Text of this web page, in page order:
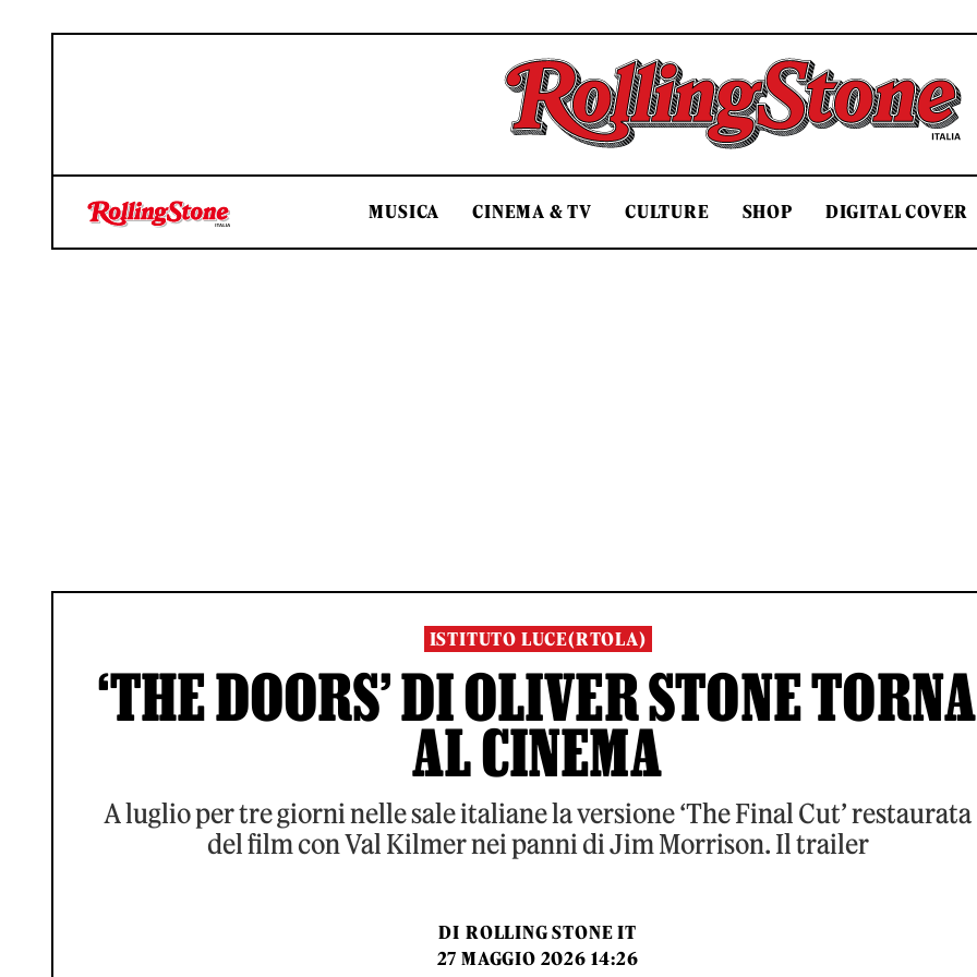
Rolling Stone Italia
MUSICA CINEMA & TV CULTURE SHOP DIGITAL COVER
ISTITUTO LUCE(RTOLA)
‘THE DOORS’ DI OLIVER STONE TORNA
AL CINEMA
A luglio per tre giorni nelle sale italiane la versione ‘The Final Cut’ restaurata
del film con Val Kilmer nei panni di Jim Morrison. Il trailer
DI ROLLING STONE IT
27 MAGGIO 2026 14:26